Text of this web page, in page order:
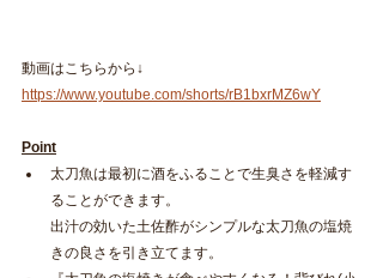
動画はこちらから↓
https://www.youtube.com/shorts/rB1bxrMZ6wY
Point
太刀魚は最初に酒をふることで生臭さを軽減す
ることができます。
出汁の効いた土佐酢がシンプルな太刀魚の塩焼
きの良さを引き立てます。